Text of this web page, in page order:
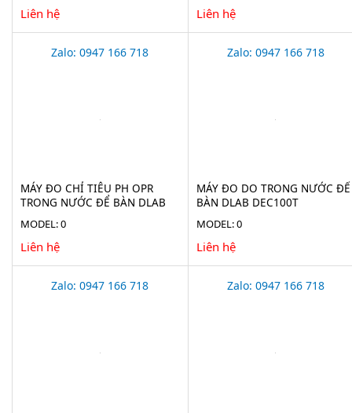
Liên hệ Liên hệ
Zalo: 0947 166 718
MÁY ĐO CHỈ TIÊU PH OPR
TRONG NƯỚC ĐỂ BÀN DLAB
MODEL: 0
Liên hệ
Zalo: 0947 166 718
MÁY ĐO DO TRONG NƯỚC ĐỂ
BÀN DLAB DEC100T
MODEL: 0
Liên hệ
Zalo: 0947 166 718 Zalo: 0947 166 718